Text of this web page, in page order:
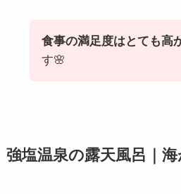
食事の満足度はとても高
す🌸
強塩温泉の露天風呂｜